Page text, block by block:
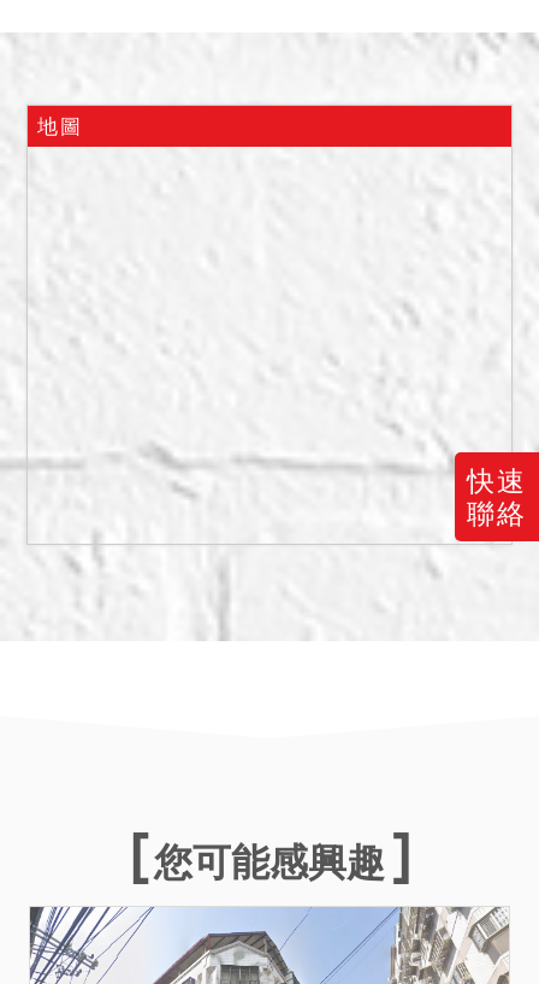
快速
聯絡
於拍定後塗銷。土地使用分
區為都市計畫內之住宅區。
由債務人及家人自行居住使
關，尚無非自然死亡之相驗
派遣系統建置起尚無火災報
案紀錄，至地震受創、輻射
事，應買人仍應自行查明留
意有無上開影響交易情事。
拍定後點交。
六、拍賣編號1049建物為編
築主管機關認定係屬違章，
拍定人應自行承受拆除之危
險。
地圖
您可能感興趣